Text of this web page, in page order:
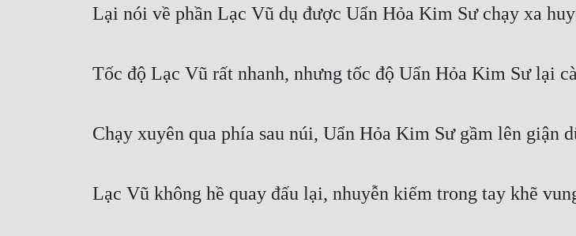
Lại nói về phần Lạc Vũ dụ được Uẩn Hỏa Kim Sư chạy xa
Tốc độ Lạc Vũ rất nhanh, nhưng tốc độ Uẩn Hỏa Kim Sư lại
Chạy xuyên qua phía sau núi, Uẩn Hỏa Kim Sư gầm lên giận
Lạc Vũ không hề quay đấu lại, nhuyễn kiếm trong tay khẽ